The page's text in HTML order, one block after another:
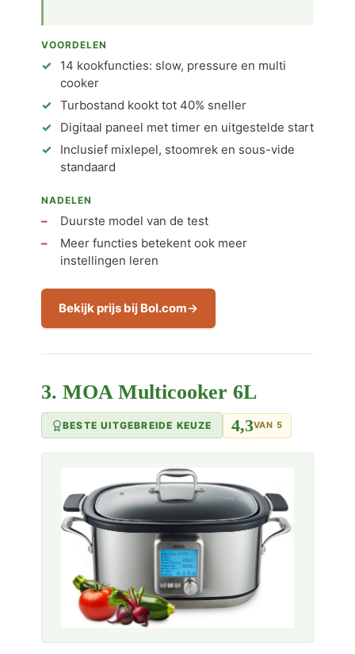
VOORDELEN
14 kookfuncties: slow, pressure en multi
cooker
Turbostand kookt tot 40% sneller
Digitaal paneel met timer en uitgestelde start
Inclusief mixlepel, stoomrek en sous-vide
standaard
NADELEN
Duurste model van de test
Meer functies betekent ook meer
instellingen leren
Bekijk prijs bij Bol.com
3. MOA Multicooker 6L
BESTE UITGEBREIDE KEUZE 4,3VAN 5